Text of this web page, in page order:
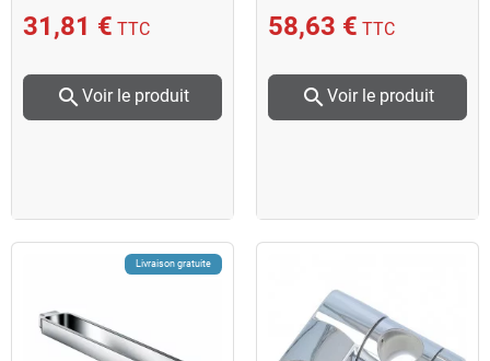
31,81 € TTC
search Voir le produit
58,63 € TTC
search Voir le produit
Livraison gratuite